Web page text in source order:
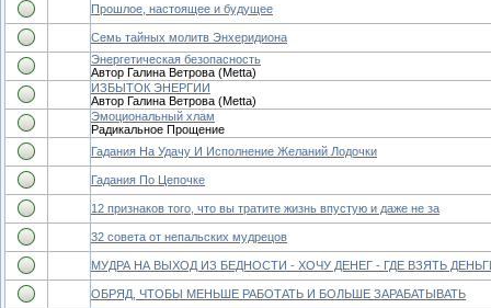
Прошлое, настоящее и будущее
Семь тайных молитв Энхеридиона
Энергетическая безопасность
Автор Галина Ветрова (Metta)
ИЗБЫТОК ЭНЕРГИИ
Автор Галина Ветрова (Metta)
Эмоциональный хлам
Радикальное Прощение
Гадания На Удачу И Исполнение Желаний Лодочки
Гадания По Цепочке
12 признаков того, что вы тратите жизнь впустую и даже не за
32 совета от непальских мудрецов
МУДРА НА ВЫХОД ИЗ БЕДНОСТИ - ХОЧУ ДЕНЕГ - ГДЕ ВЗЯТЬ
ОБРЯД, ЧТОБЫ МЕНЬШЕ РАБОТАТЬ И БОЛЬШЕ ЗАРАБАТЫВАТЬ